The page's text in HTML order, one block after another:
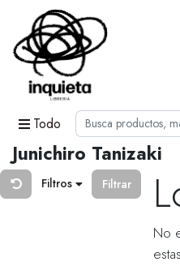
Todo
Junichiro Tanizaki
Filtros Filtrar
No